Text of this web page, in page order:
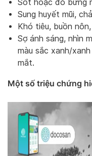
Sốt hoặc đỏ bừng
Sung huyết mũi,
Khó tiêu, buồn
Sợ ánh sáng, nhìn
màu sắc xanh/
mắt.
Một số triệu chứng